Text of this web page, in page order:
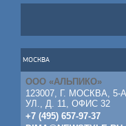
МОСКВА
ООО «АЛЬПИКО»
123007, Г. МОСКВА,
УЛ., Д. 11, ОФИС 32
+7 (495) 657-97-37